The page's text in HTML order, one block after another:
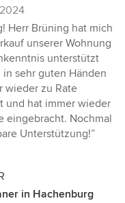
Herr Brüning hat mich
unserer Wohnung
unterstützt
sehr guten Händen
wieder zu Rate
und hat immer wieder
eingebracht. Nochmal
Unterstützung!”
in Hachenburg